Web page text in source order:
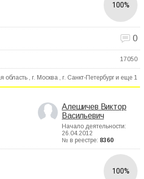
100%
0
17050
область , г. Москва , г. Санкт-Петербург и еще 1
Алешичев Виктор
Васильевич
Начало деятельности:
26.04.2012
№ в реестре: 8360
100%